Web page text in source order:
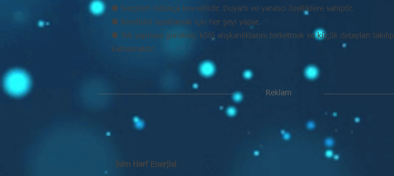
⚉ Sezgileri oldukça kuvvetlidir. Duyarlı ve yaratıcı özelliklere sahiptir.
⚉ Kendisini ispatlamak için her şeyi yapar.
⚉ Tek yapması gereken; kötü alışkanlıklarını terketmek ve küçük detayları takılıp
kalmamaktır.
Reklam
İsim Harf Enerjisi